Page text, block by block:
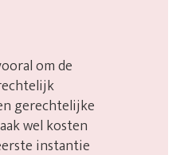
om de
gerechtelijke
wel kosten
instantie